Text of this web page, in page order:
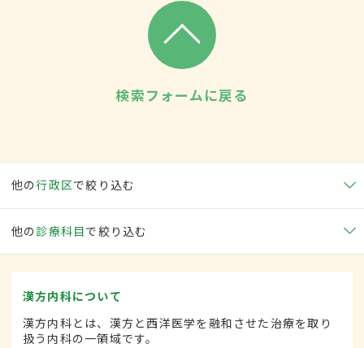
検索フォームに戻る
他の行政区で絞り込む
他の 診療科目で絞り込む
漢方内科について
漢方内科とは、漢方と西洋医学を融和させた治療を取り
扱う内科の一領域です。